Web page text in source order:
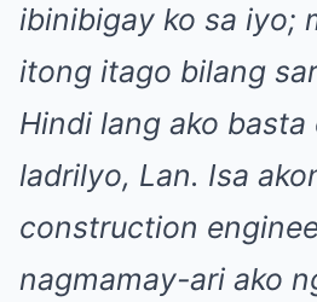
ibinibigay ko sa iyo;
itong itago bilang
Hindi lang ako
ladrilyo, Lan. Isa
construction
nagmamay-ari ako